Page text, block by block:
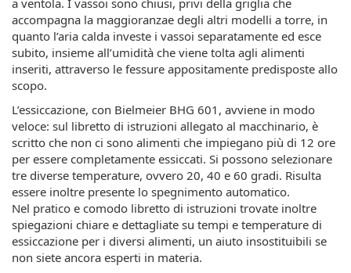
a ventola. I vassoi sono chiusi, privi della griglia che
accompagna la maggioranzae degli altri modelli a torre, in
quanto l’aria calda investe i vassoi separatamente ed esce
subito, insieme all’umidità che viene tolta agli alimenti
inseriti, attraverso le fessure appositamente predisposte allo
scopo.
L’essiccazione, con Bielmeier BHG 601, avviene in modo
veloce: sul libretto di istruzioni allegato al macchinario, è
scritto che non ci sono alimenti che impiegano più di 12 ore
per essere completamente essiccati. Si possono selezionare
tre diverse temperature, ovvero 20, 40 e 60 gradi. Risulta
essere inoltre presente lo spegnimento automatico.
Nel pratico e comodo libretto di istruzioni trovate inoltre
spiegazioni chiare e dettagliate su tempi e temperature di
essiccazione per i diversi alimenti, un aiuto insostituibili se
non siete ancora esperti in materia.